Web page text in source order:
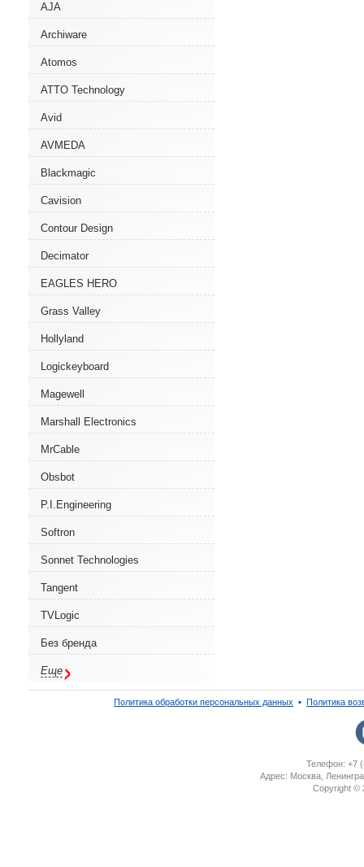
AJA
Archiware
Atomos
ATTO Technology
Avid
AVMEDA
Blackmagic
Cavision
Contour Design
Decimator
EAGLES HERO
Grass Valley
Hollyland
Logickeyboard
Magewell
Marshall Electronics
MrCable
Obsbot
P.I.Engineering
Softron
Sonnet Technologies
Tangent
TVLogic
Без бренда
Еще
Политика обработки персональных данных ▪ Политика
Телефон: +7
Адрес: Москва,
Copyright ©